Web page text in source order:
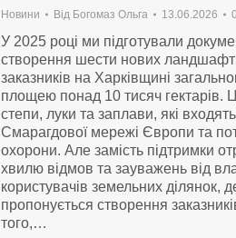
Новини Від Богомаз Ольга 13.06.2026
У 2025 році ми підготували
створення шести нових
заказників на Харківщині
площею понад 10 тисяч гектарів.
степи, луки та заплави, які
Смарагдової мережі Європи та
охорони. Але замість підтримки
хвилю відмов та зауважень від
користувачів земельних ділянок,
пропонується створення
того,…